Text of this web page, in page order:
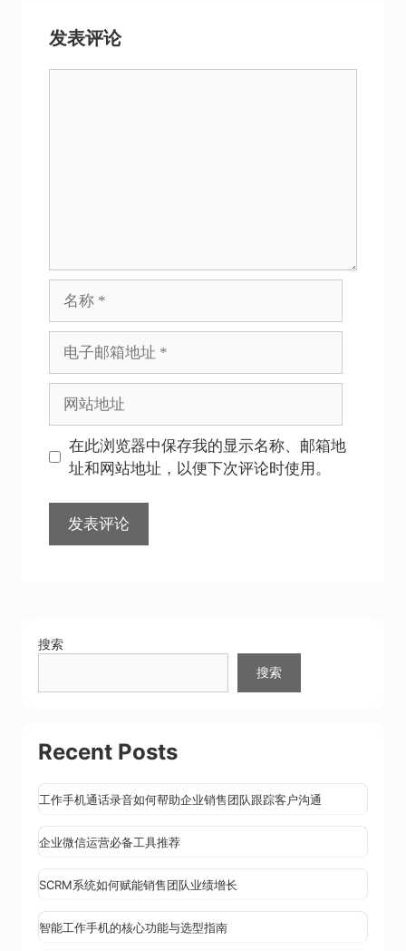
发表评论
邮
地
址
址
在此浏览器中保存我的显示名称、邮箱地
址和网站地址，以便下次评论时使用。
搜索
搜索
Recent Posts
工作手机通话录音如何帮助企业销售团队跟踪客户沟通
企业微信运营必备工具推荐
SCRM系统如何赋能销售团队业绩增长
智能工作手机的核心功能与选型指南